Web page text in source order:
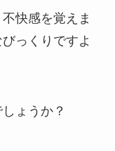
快感を覚えま
っくりですよ
ょうか？